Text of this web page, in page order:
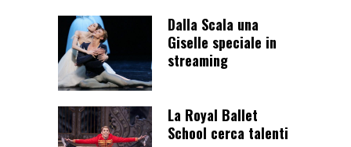
Dalla Scala una
Giselle speciale in
streaming
La Royal Ballet
School cerca talenti